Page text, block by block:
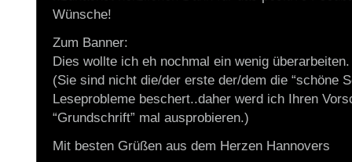
Wünsche!
Zum Banner:
Dies wollte ich eh nochmal ein wenig überarbeiten.
(Sie sind nicht die/der erste der/dem die “schöne
Leseprobleme beschert..daher werd ich Ihren
“Grundschrift” mal ausprobieren.)
Mit besten Grüßen aus dem Herzen Hannovers